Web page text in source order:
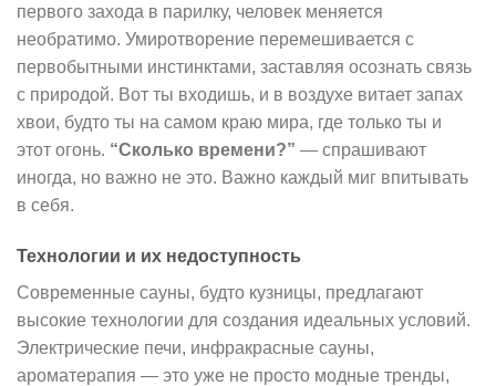
первого захода в парилку, человек меняется
необратимо. Умиротворение перемешивается с
первобытными инстинктами, заставляя осознать связь
с природой. Вот ты входишь, и в воздухе витает запах
хвои, будто ты на самом краю мира, где только ты и
этот огонь. “Сколько времени?” — спрашивают
иногда, но важно не это. Важно каждый миг впитывать
в себя.
Технологии и их недоступность
Современные сауны, будто кузницы, предлагают
высокие технологии для создания идеальных условий.
Электрические печи, инфракрасные сауны,
ароматерапия — это уже не просто модные тренды,